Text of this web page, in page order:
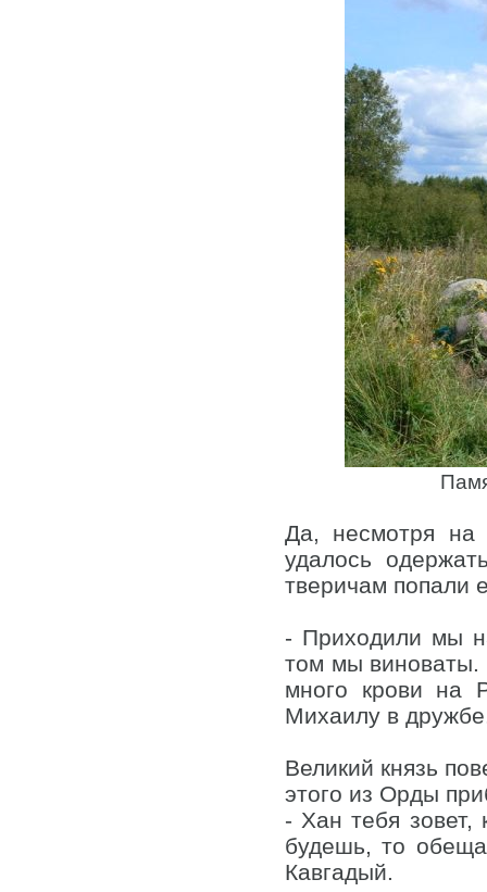
Да, несмотря на
удалось
тверичам попали
- Приходили мы
том мы виноваты.
много крови на
Михаилу в
Великий князь
этого из Орды
- Хан тебя
будешь, то
Кавгадый.